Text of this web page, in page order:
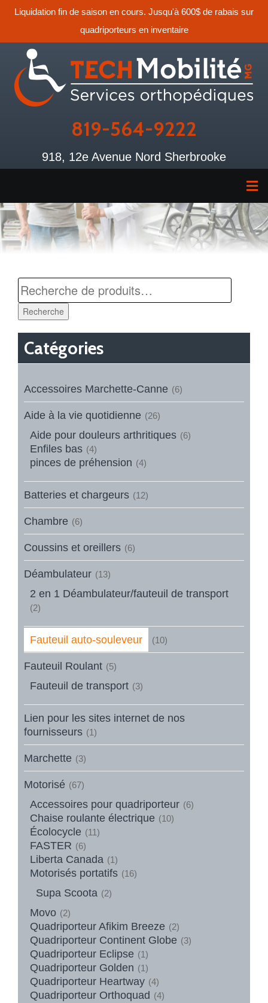
Liquidation fin de saison en cours. Jusqu'à 600$ de rabais sur
quadriporteurs en inventaire
819-564-9222
918, 12e Avenue Nord Sherbrooke
Recherche
Catégories
Accessoires Marchette-Canne (6)
Aide à la vie quotidienne (26)
Aide pour douleurs arthritiques (6)
Enfiles bas (4)
pinces de préhension (4)
Batteries et chargeurs (12)
Chambre (6)
Coussins et oreillers (6)
Déambulateur (13)
2 en 1 Déambulateur/fauteuil de transport
(2)
Fauteuil auto-souleveur (10)
Fauteuil Roulant (5)
Fauteuil de transport (3)
Lien pour les sites internet de nos
fournisseurs (1)
Marchette (3)
Motorisé (67)
Accessoires pour quadriporteur (6)
Chaise roulante électrique (10)
Écolocycle (11)
FASTER (6)
Liberta Canada (1)
Motorisés portatifs (16)
Supa Scoota (2)
Movo (2)
Quadriporteur Afikim Breeze (2)
Quadriporteur Continent Globe (3)
Quadriporteur Eclipse (1)
Quadriporteur Golden (1)
Quadriporteur Heartway (4)
Quadriporteur Orthoquad (4)